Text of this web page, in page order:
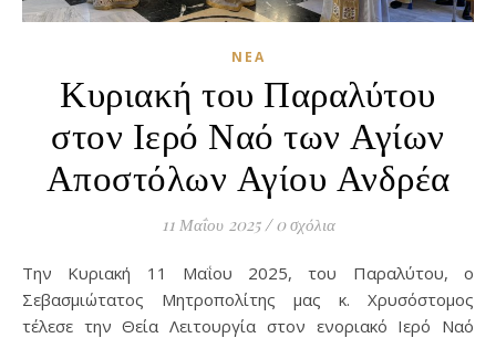
ΝΈΑ
Κυριακή του Παραλύτου
στον Ιερό Ναό των Αγίων
Αποστόλων Αγίου Ανδρέα
11 Μαΐου 2025 / 0 σχόλια
Την Κυριακή 11 Μαΐου 2025, του Παραλύτου, ο
Σεβασμιώτατος Μητροπολίτης μας κ. Χρυσόστομος
τέλεσε την Θεία Λειτουργία στον ενοριακό Ιερό Ναό